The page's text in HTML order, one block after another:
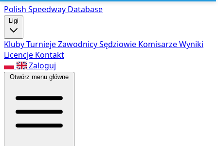
Polish Speedway Database
Ligi
KlubyTurniejeZawodnicySędziowie KomisarzeWyniki
Licencje Kontakt
Zaloguj
Otwórz menu główne